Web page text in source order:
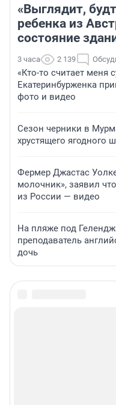
«Выглядит,
ребенка из
состояние
3 часа 2 139
«Кто-то считает меня
Екатеринбурженка
фото и видео
Сезон черники в
хрустящего ягодного
Фермер Джастас
молочник», заявил
из России — видео
На пляже под
преподаватель
дочь